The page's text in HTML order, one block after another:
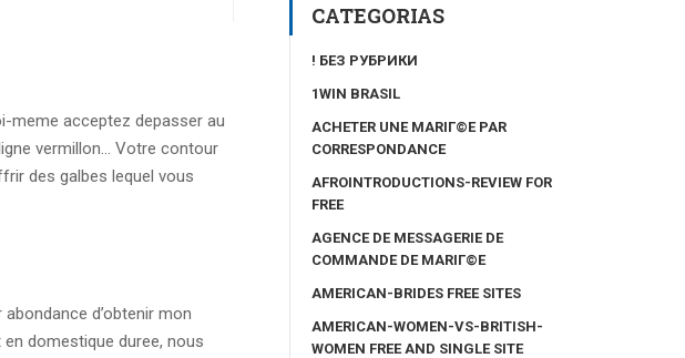
meme acceptez depasser au
vermillon… Votre contour
des galbes lequel vous
d’obtenir mon
domestique duree, nous
CATEGORIAS
! БЕЗ РУБРИКИ
1WIN BRASIL
ACHETER UNE MARIГ©E PAR
CORRESPONDANCE
AFROINTRODUCTIONS-REVIEW FOR
FREE
AGENCE DE MESSAGERIE DE
COMMANDE DE MARIГ©E
AMERICAN-BRIDES FREE SITES
AMERICAN-WOMEN-VS-BRITISH-
WOMEN FREE AND SINGLE SITE